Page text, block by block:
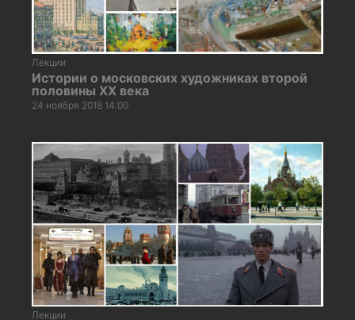
Лекции
Истории о московских художниках второй
половины ХХ века
24 ноября 2018 14:00
Лекции